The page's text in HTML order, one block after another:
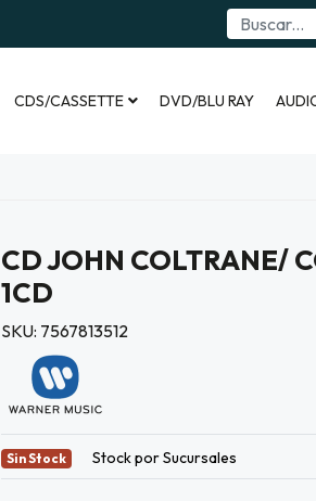
CDS/CASSETTE DVD/BLU RAY
CD JOHN COLTRANE/
1CD
SKU: 7567813512
Sin Stock Stock por Sucursales